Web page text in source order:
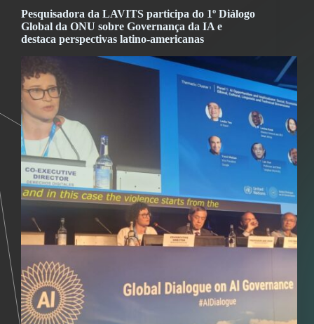
Pesquisadora da LAVITS participa do 1º Diálogo
Global da ONU sobre Governança da IA e
destaca perspectivas latino-americanas